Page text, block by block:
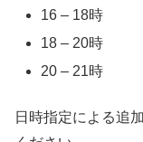
16 – 18時
18 – 20時
20 – 21時
日時指定による追